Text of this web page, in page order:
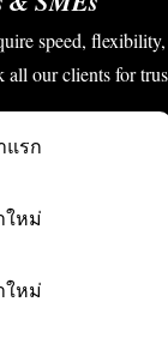
speed,
all our clients for
แรก
ใหม่
ใหม่